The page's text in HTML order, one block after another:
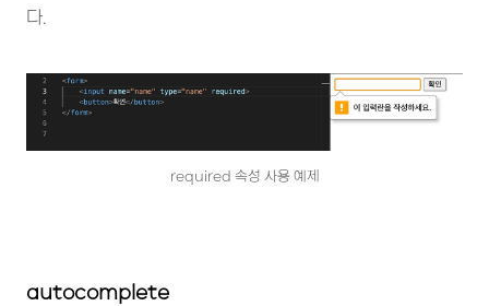
다.
required 속성 사용 예제
autocomplete